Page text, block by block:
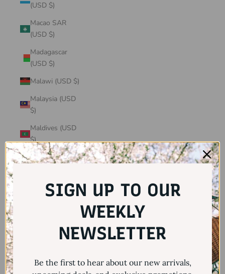
(USD $)
Macao SAR
(USD $)
Madagascar
(USD $)
Malawi (USD $)
Malaysia (USD
$)
Maldives (USD
$)
Mali (USD $)
Martinique
$)
SIGN UP TO OUR
WEEKLY
NEWSLETTER
Be the first to hear about our new arrivals,